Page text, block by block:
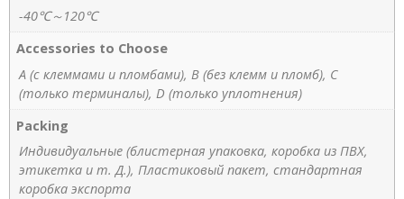
-40℃～120℃
Accessories to Choose
A (с клеммами и пломбами), B (без клемм и пломб), C
(только терминалы), D (только уплотнения)
Packing
Индивидуальные (блистерная упаковка, коробка из ПВХ,
этикетка и т. Д.), Пластиковый пакет, стандартная
коробка экспорта